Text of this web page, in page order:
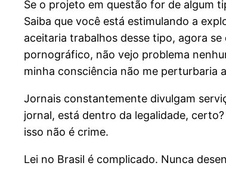
Se o projeto em questão for de algum
Saiba que você está estimulando a
aceitaria trabalhos desse tipo, agora
pornográfico, não vejo problema
minha consciência não me perturbaria
Jornais constantemente divulgam
jornal, está dentro da legalidade,
isso não é crime.
Lei no Brasil é complicado. Nunca